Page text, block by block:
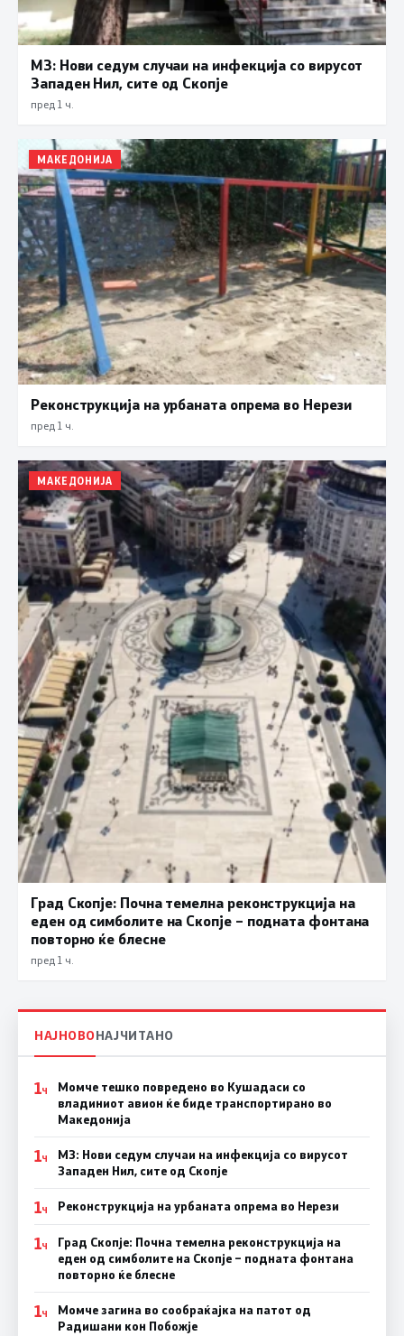
МЗ: Нови седум случаи на инфекција со вирусот
Западен Нил, сите од Скопје
пред 1 ч.
МАКЕДОНИЈА
Реконструкција на урбаната опрема во Нерези
пред 1 ч.
МАКЕДОНИЈА
Град Скопје: Почна темелна реконструкција на
еден од симболите на Скопје – подната фонтана
повторно ќе блесне
пред 1 ч.
НАЈНОВОНАЈЧИТАНО
1Ч
Момче тешко повредено во Кушадаси со
владиниот авион ќе биде транспортирано во
Македонија
1Ч
МЗ: Нови седум случаи на инфекција со вирусот
Западен Нил, сите од Скопје
1Ч Реконструкција на урбаната опрема во Нерези
1Ч
Град Скопје: Почна темелна реконструкција на
еден од симболите на Скопје – подната фонтана
повторно ќе блесне
1Ч
Момче загина во сообраќајка на патот од
Радишани кон Побожје